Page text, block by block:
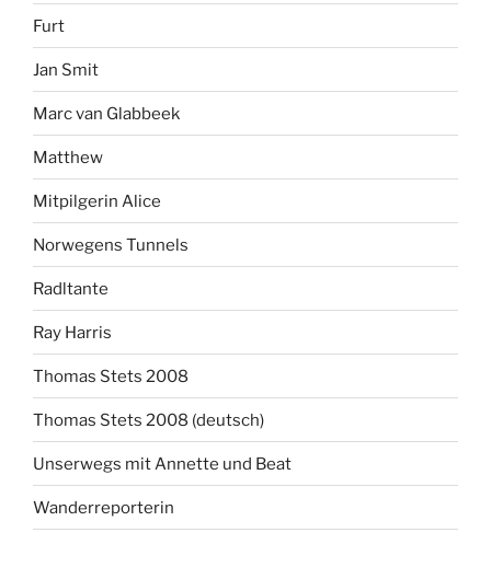
Furt
Jan Smit
Marc van Glabbeek
Matthew
Mitpilgerin Alice
Norwegens Tunnels
Radltante
Ray Harris
Thomas Stets 2008
Thomas Stets 2008 (deutsch)
Unserwegs mit Annette und Beat
Wanderreporterin